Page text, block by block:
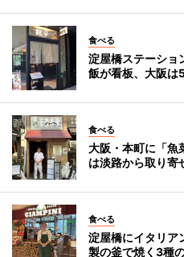
食べる
淀屋橋ステーシ
飯が看板、大阪は
食べる
大阪・本町に「
は淡路から取り寄
食べる
淀屋橋にイタリ
製の釜で焼く3種